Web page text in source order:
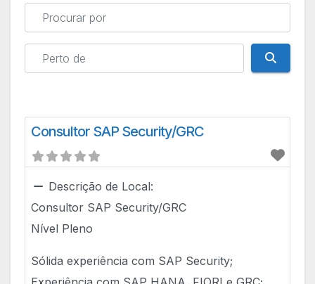
Procurar por
Perto de
Consultor SAP Security/GRC
Descrição de Local:
Consultor SAP Security/GRC
Nível Pleno
Sólida experiência com SAP Security;